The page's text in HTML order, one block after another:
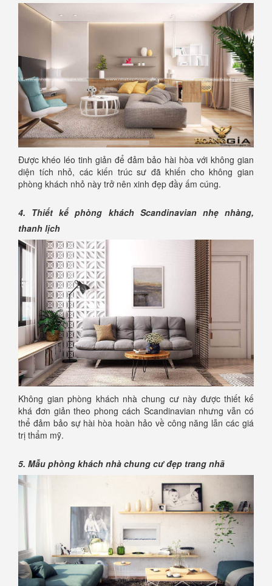
Được khéo léo tinh giản để đảm bảo hài hòa với không gian
diện tích nhỏ, các kiến trúc sư đã khiến cho không gian
phòng khách nhỏ này trở nên xinh đẹp đầy ấm cúng.
4. Thiết kế phòng khách Scandinavian nhẹ nhàng,
thanh lịch
Không gian phòng khách nhà chung cư này được thiết kế
khá đơn giản theo phong cách Scandinavian nhưng vẫn có
thể đảm bảo sự hài hòa hoàn hảo về công năng lẫn các giá
trị thẩm mỹ.
5. Mẫu phòng khách nhà chung cư đẹp trang nhã